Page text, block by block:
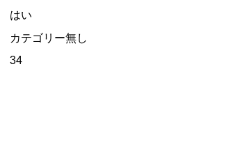
はい
カテゴリー無し
34